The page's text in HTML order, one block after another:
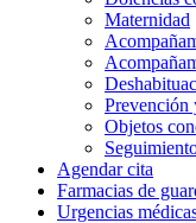
Maternidad
Prevención
Objetos
Agendar cita
Farmacias de
Urgencias